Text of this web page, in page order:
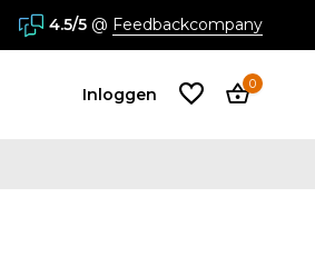
4.5/5 @ Feedbackcompany
Inloggen
0